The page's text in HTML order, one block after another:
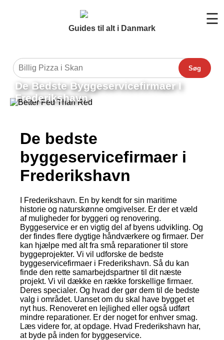
Guides til alt i Danmark
☰
Søg
De Bedste Byggeservicefirmaer I
Frederikshavn
De bedste
byggeservicefirmaer i
Frederikshavn
I Frederikshavn. En by kendt for sin maritime
historie og naturskønne omgivelser. Er der et væld
af muligheder for byggeri og renovering.
Byggeservice er en vigtig del af byens udvikling. Og
der findes flere dygtige håndværkere og firmaer. Der
kan hjælpe med alt fra små reparationer til store
byggeprojekter. Vi vil udforske de bedste
byggeservicefirmaer i Frederikshavn. Så du kan
finde den rette samarbejdspartner til dit næste
projekt. Vi vil dække en række forskellige firmaer.
Deres specialer. Og hvad der gør dem til de bedste
valg i området. Uanset om du skal have bygget et
nyt hus. Renoveret en lejlighed eller også udført
mindre reparationer. Er der noget for enhver smag.
Læs videre for, at opdage. Hvad Frederikshavn har,
at byde på inden for byggeservice.